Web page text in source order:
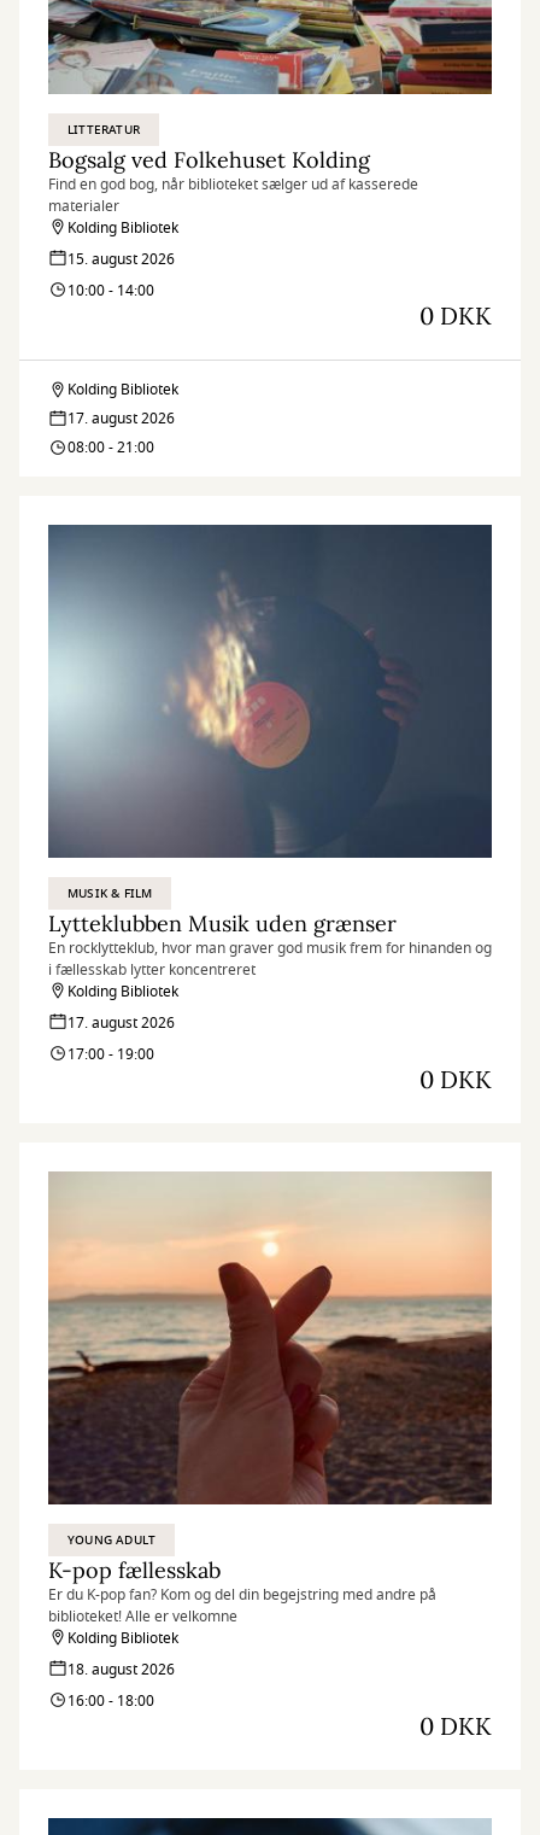
LITTERATUR
Bogsalg ved Folkehuset Kolding
Find en god bog, når biblioteket sælger ud af kasserede
materialer
Kolding Bibliotek
15. august 2026
10:00 - 14:00
0 DKK
Bogsalg
ved
Kolding
Kolding Bibliotek
17. august 2026
08:00 - 21:00
MUSIK & FILM
Lytteklubben Musik uden grænser
En rocklytteklub, hvor man graver god musik frem for hinanden og
i fællesskab lytter koncentreret
Kolding Bibliotek
17. august 2026
17:00 - 19:00
0 DKK
YOUNG ADULT
K-pop fællesskab
Er du K-pop fan? Kom og del din begejstring med andre på
biblioteket! Alle er velkomne
Kolding Bibliotek
18. august 2026
16:00 - 18:00
0 DKK